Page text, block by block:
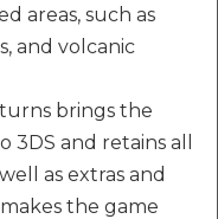
areas, such as
and volcanic
brings the
and retains all
as extras and
the game